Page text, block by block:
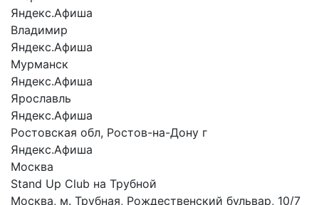
Яндекс.Афиша
Владимир
Яндекс.Афиша
Мурманск
Яндекс.Афиша
Ярославль
Яндекс.Афиша
Ростовская обл, Ростов-на-Дону г
Яндекс.Афиша
Москва
Stand Up Club на Трубной
Москва, м. Трубная, Рождественский бульвар, 10/7